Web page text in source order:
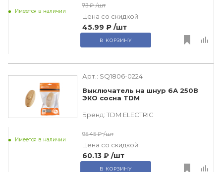
Имеется в наличии
73 ₽ /шт
Цена со скидкой:
45.99 ₽ /шт
В КОРЗИНУ
Арт.: SQ1806-0224
Выключатель на шнур 6А 250В
ЭКО сосна TDM
Бренд: TDM ЕLECTRIC
Имеется в наличии
95.45 ₽ /шт
Цена со скидкой:
60.13 ₽ /шт
В КОРЗИНУ